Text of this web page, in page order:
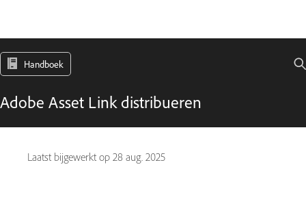
Handboek
Adobe Asset Link distribueren
Laatst bijgewerkt op 28 aug. 2025